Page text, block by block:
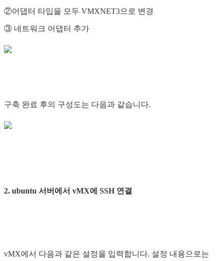
②어댑터 타입을 모두 VMXNET3으로 변경
③ 네트워크 어댑터 추가
구축 완료 후의 구성도는 다음과 같습니다.
2. ubuntu 서버에서 vMX에 SSH 연결
vMX에서 다음과 같은 설정을 입력합니다. 설정 내용으로는